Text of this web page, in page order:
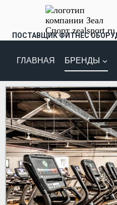
ПОСТАВЩИК ФИТНЕС
ГЛАВНАЯ БРЕНДЫ